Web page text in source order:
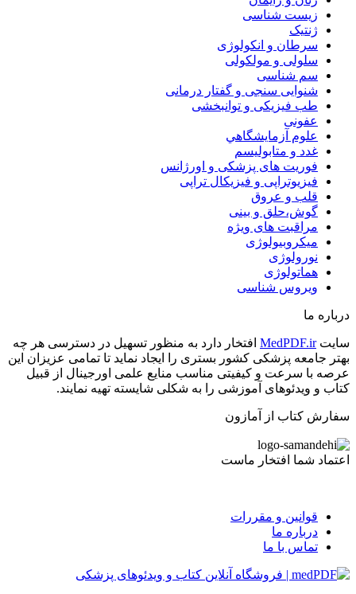
زیست شناسی
ژنتیک
سرطان و انکولوژی
سلولی و مولکولی
سم شناسی
شنوایی سنجی و گفتار درمانی
طب فیزیکی و توانبخشی
عفونی
علوم آزمايشگاهي
غدد و متابولیسم
فوریت های پزشکی و اورژانس
فیزیوتراپی و فیزیکال تراپی
قلب و عروق
گوش،حلق و بینی
مراقبت های ویژه
میکروبیولوژی
نورولوژی
هماتولوژی
ویروس شناسی
درباره ما
سایتMedPDF.ir افتخار دارد به منظور تسهیل در دسترسی هر چه
بهتر جامعه پزشکی کشور بستری را ایجاد نماید تا تمامی عزیزان این
عرصه با سرعت و کیفیتی مناسب منایع علمی اورجینال از قبیل
کتاب و ویدئوهای آموزشی را به شکلی شایسته تهیه نمایند.
سفارش کتاب از آمازون
اعتماد شما افتخار ماست
قوانین و مقررات
درباره ما
تماس با ما